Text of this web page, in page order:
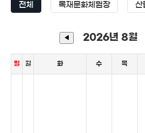
전체 목재문화체험장 산
◀ 2026년 8월
일 월 화 수 목